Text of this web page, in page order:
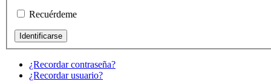
Recuérdeme
¿Recordar contraseña?
¿Recordar usuario?